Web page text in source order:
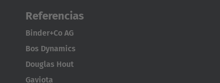
Referencias
Binder+Co AG
Bos Dynamics
Douglas Hout
Gaviota